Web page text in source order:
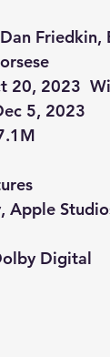
Dan Friedkin,
20, 2023
5, 2023
Apple
Digital